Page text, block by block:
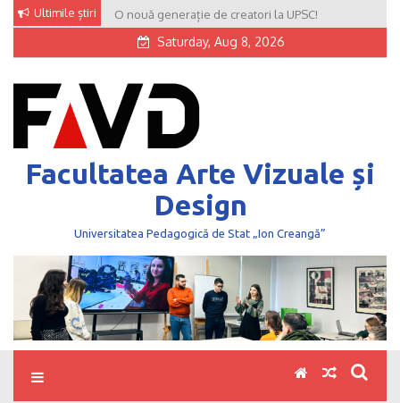
Skip
content
Ultimile știri O nouă generație de creatori la UPSC!
Saturday, Aug 8, 2026
Facultatea Arte Vizuale și
Design
Universitatea Pedagogică de Stat „Ion Creangă”